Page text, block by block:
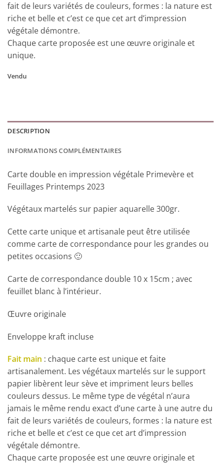
fait de leurs variétés de couleurs, formes : la nature est
riche et belle et c’est ce que cet art d’impression
végétale démontre.
Chaque carte proposée est une œuvre originale et
unique.
Vendu
DESCRIPTION
INFORMATIONS COMPLÉMENTAIRES
Carte double en impression végétale Primevère et
Feuillages Printemps 2023
Végétaux martelés sur papier aquarelle 300gr.
Cette carte unique et artisanale peut être utilisée
comme carte de correspondance pour les grandes ou
petites occasions 🙂
Carte de correspondance double 10 x 15cm ; avec
feuillet blanc à l’intérieur.
Œuvre originale
Enveloppe kraft incluse
Fait main : chaque carte est unique et faite
artisanalement. Les végétaux martelés sur le support
papier libèrent leur sève et impriment leurs belles
couleurs dessus. Le même type de végétal n’aura
jamais le même rendu exact d’une carte à une autre du
fait de leurs variétés de couleurs, formes : la nature est
riche et belle et c’est ce que cet art d’impression
végétale démontre.
Chaque carte proposée est une œuvre originale et